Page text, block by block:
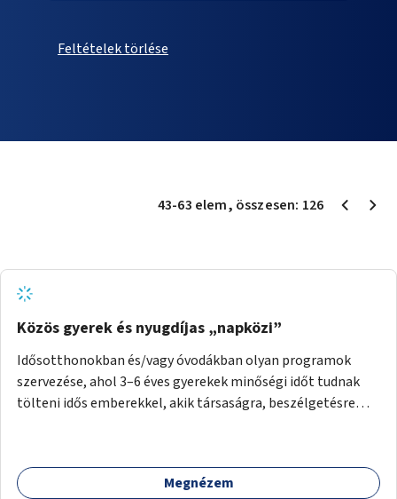
Feltételek törlése
43-63 elem, összesen: 126
Közös gyerek és nyugdíjas „napközi”
Idősotthonokban és/vagy óvodákban olyan programok
szervezése, ahol 3–6 éves gyerekek minőségi időt tudnak
tölteni idős emberekkel, akik társaságra, beszélgetésre
Megnézem